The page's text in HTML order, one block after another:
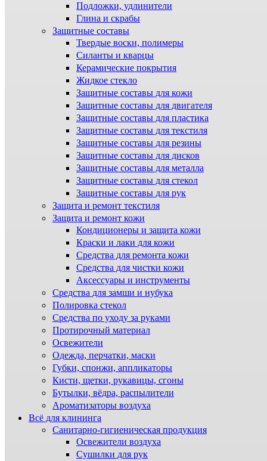
Подложки, удлинители
Глина и скрабы
Защитные составы
Твердые воски, полимеры
Силанты и кварцы
Керамические покрытия
Жидкое стекло
Защитные составы для кожи
Защитные составы для двигателя
Защитные составы для пластика
Защитные составы для текстиля
Защитные составы для резины
Защитные составы для дисков
Защитные составы для металла
Защитные составы для стекол
Защитные составы для рук
Защита и ремонт текстиля
Защита и ремонт кожи
Кондиционеры и защита кожи
Краски и лаки для кожи
Средства для ремонта кожи
Средства для чистки кожи
Аксессуары и инструменты
Средства для замши и нубука
Полировка стекол
Средства по уходу за руками
Протирочный материал
Освежители
Одежда, перчатки, маски
Губки, спонжи, аппликаторы
Кисти, щетки, рукавицы, сгоны
Бутылки, вёдра, распылители
Ароматизаторы воздуха
Всё для клининга
Санитарно-гигиеническая продукция
Освежители воздуха
Сушилки для рук